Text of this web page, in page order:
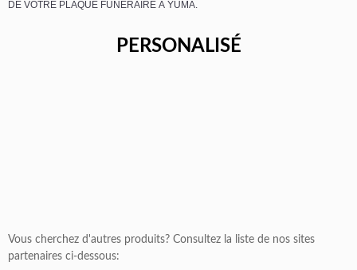
DE VOTRE PLAQUE FUNÉRAIRE À YUMA.
PERSONALISÉ
Vous cherchez d'autres produits? Consultez la liste de nos sites
partenaires ci-dessous: